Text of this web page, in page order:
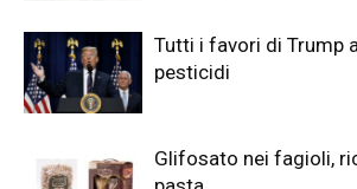
Tutti i favori di Trump
pesticidi
Glifosato nei fagioli,